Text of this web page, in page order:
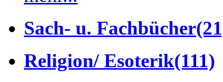
Sach- u. Fachbücher
Religion/ Esoterik(111)